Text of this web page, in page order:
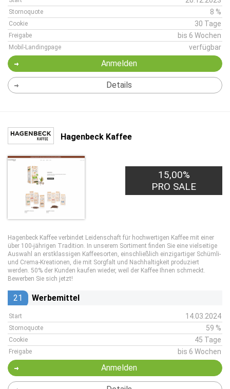
Stornoquote 8 %
Cookie 30 Tage
Freigabe bis 6 Wochen
Mobil-Landingpage verfügbar
Anmelden
Details
Hagenbeck Kaffee
15,00%
PRO SALE
Hagenbeck Kaffee verbindet Leidenschaft für hochwertigen Kaffee mit einer
über 100-jährigen Tradition. In unserem Sortiment finden Sie eine vielseitige
Auswahl an erstklassigen Kaffeesorten, einschließlich einzigartiger Schümli-
und Crema-Kreationen, die mit Sorgfalt und Nachhaltigkeit produziert
werden. 50% der Kunden kaufen wieder, weil der Kaffee Ihnen schmeckt.
Bewerben Sie sich jetzt!
21 Werbemittel
Start 14.03.2024
Stornoquote 59 %
Cookie 45 Tage
Freigabe bis 6 Wochen
Anmelden